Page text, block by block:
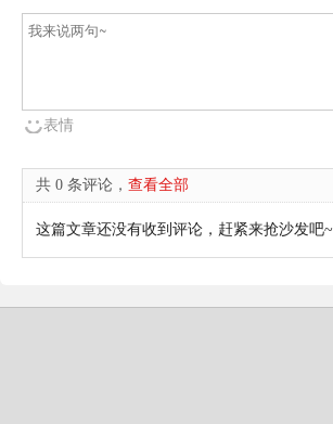
表情
共 0 条评论， 查看全部
这篇文章还没有收到评论，赶紧来抢沙发吧~